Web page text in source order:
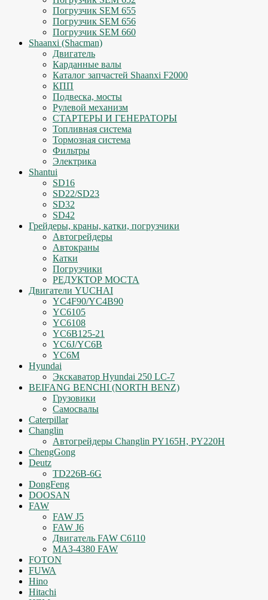
Погрузчик SEM 655
Погрузчик SEM 656
Погрузчик SEM 660
Shaanxi (Shacman)
Двигатель
Карданные валы
Каталог запчастей Shaanxi F2000
КПП
Подвеска, мосты
Рулевой механизм
СТАРТЕРЫ И ГЕНЕРАТОРЫ
Топливная система
Тормозная система
Фильтры
Электрика
Shantui
SD16
SD22/SD23
SD32
SD42
Грейдеры, краны, катки, погрузчики
Автогрейдеры
Автокраны
Катки
Погрузчики
РЕДУКТОР МОСТА
Двигатели YUCHAI
YC4F90/YC4B90
YC6105
YC6108
YC6B125-21
YC6J/YC6B
YC6M
Hyundai
Экскаватор Hyundai 250 LC-7
BEIFANG BENCHI (NORTH BENZ)
Грузовики
Самосвалы
Caterpillar
Changlin
Автогрейдеры Changlin PY165H, PY220H
ChengGong
Deutz
TD226B-6G
DongFeng
DOOSAN
FAW
FAW J5
FAW J6
Двигатель FAW C6110
МАЗ-4380 FAW
FOTON
FUWA
Hino
Hitachi